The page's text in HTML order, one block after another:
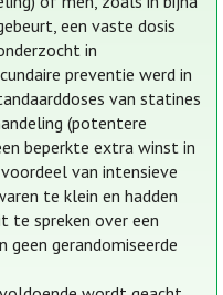
een vaste dosis
in
preventie werd in
van statines
(potentere
beperkte extra winst in
van intensieve
te klein en hadden
te spreken over een
gerandomiseerde